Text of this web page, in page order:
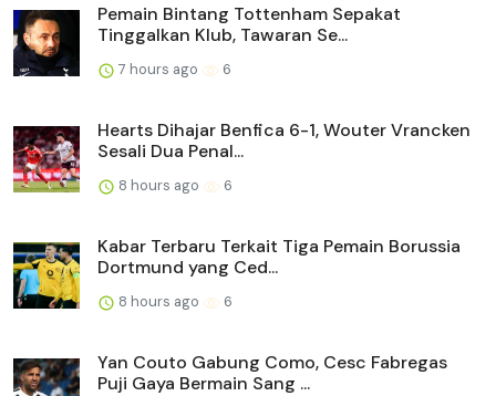
Pemain Bintang Tottenham Sepakat
Tinggalkan Klub, Tawaran Se...
7 hours ago 6
Hearts Dihajar Benfica 6-1, Wouter Vrancken
Sesali Dua Penal...
8 hours ago 6
Kabar Terbaru Terkait Tiga Pemain Borussia
Dortmund yang Ced...
8 hours ago 6
Yan Couto Gabung Como, Cesc Fabregas
Puji Gaya Bermain Sang ...